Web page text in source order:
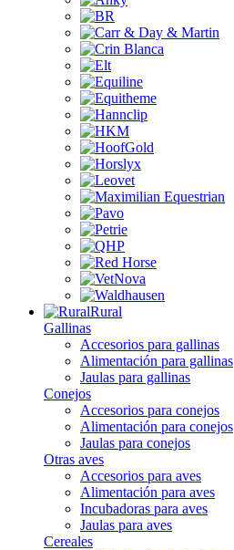
Rural
Gallinas
Accesorios para gallinas
Alimentación para gallinas
Jaulas para gallinas
Conejos
Accesorios para conejos
Alimentación para conejos
Jaulas para conejos
Otras aves
Accesorios para aves
Alimentación para aves
Incubadoras para aves
Jaulas para aves
Cereales